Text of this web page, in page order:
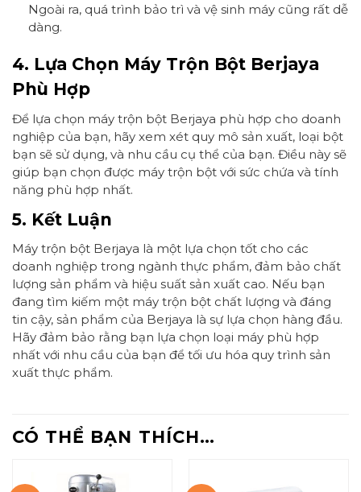
Ngoài ra, quá trình bảo trì và vệ sinh máy cũng rất dễ
dàng.
4. Lựa Chọn Máy Trộn Bột Berjaya
Phù Hợp
Để lựa chọn máy trộn bột Berjaya phù hợp cho doanh
nghiệp của bạn, hãy xem xét quy mô sản xuất, loại bột
bạn sẽ sử dụng, và nhu cầu cụ thể của bạn. Điều này sẽ
giúp bạn chọn được máy trộn bột với sức chứa và tính
năng phù hợp nhất.
5. Kết Luận
Máy trộn bột Berjaya là một lựa chọn tốt cho các
doanh nghiệp trong ngành thực phẩm, đảm bảo chất
lượng sản phẩm và hiệu suất sản xuất cao. Nếu bạn
đang tìm kiếm một máy trộn bột chất lượng và đáng
tin cậy, sản phẩm của Berjaya là sự lựa chọn hàng đầu.
Hãy đảm bảo rằng bạn lựa chọn loại máy phù hợp
nhất với nhu cầu của bạn để tối ưu hóa quy trình sản
xuất thực phẩm.
CÓ THỂ BẠN THÍCH…